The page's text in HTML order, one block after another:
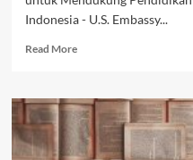
Indonesia
Indonesia - U.S. Embassy...
Read MoreRead
Kedutaan
Besar
AS
Jakarta